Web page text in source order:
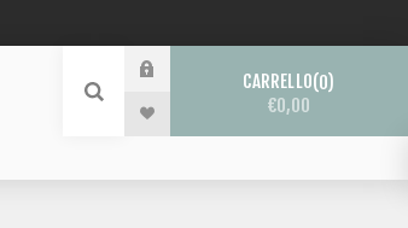
CARRELLO 0
€0,00